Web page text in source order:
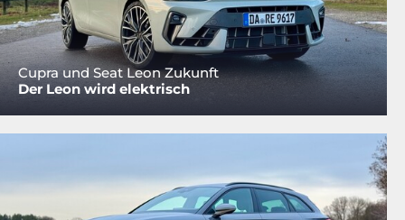
Cupra und Seat Leon Zukunft
Der Leon wird elektrisch